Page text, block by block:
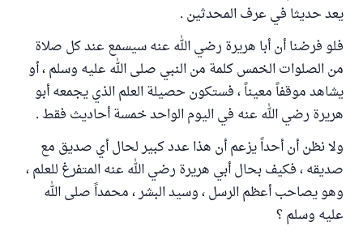
يعد حديثا في عرف المحدثين .
فلو فرضنا أن أبا هريرة رضي الله عنه سيسمع عند كل صلاة
من الصلوات الخمس كلمة من النبي صلى الله عليه وسلم ، أو
يشاهد موقفاً معيناً ، فستكون حصيلة العلم الذي يجمعه أبو
هريرة رضي الله عنه في اليوم الواحد خمسة أحاديث فقط .
ولا نظن أن أحداً يزعم أن هذا عدد كبير لحال أي صديق مع
صديقه ، فكيف بحال أبي هريرة رضي الله عنه المتفرغ للعلم ،
وهو يصاحب أعظم الرسل ، وسيد البشر ، محمداً صلى الله
عليه وسلم ؟